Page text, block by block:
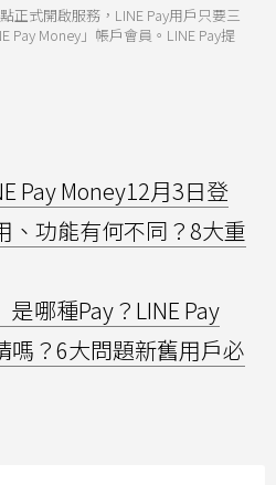
正式開啟服務，LINE Pay用戶只要三
Pay Money」帳戶會員。LINE Pay提
Pay Money12月3日登
、功能有何不同？8大重
是哪種Pay？LINE Pay
嗎？6大問題新舊用戶必